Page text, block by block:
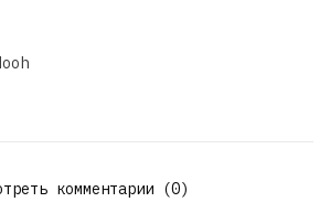
комментарии (0)